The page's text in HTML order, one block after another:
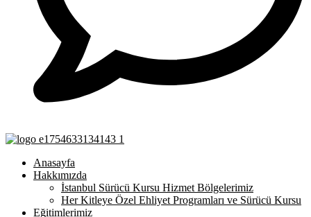
Anasayfa
Hakkımızda
İstanbul Sürücü Kursu Hizmet Bölgelerimiz
Her Kitleye Özel Ehliyet Programları ve Sürücü Kursu
Eğitimlerimiz